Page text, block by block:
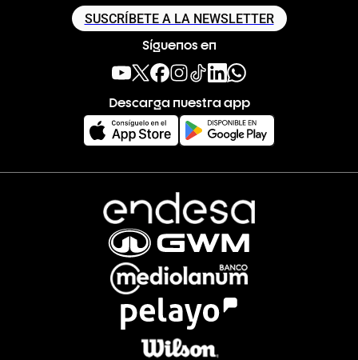
SUSCRÍBETE A LA NEWSLETTER
Síguenos en
Descarga nuestra app